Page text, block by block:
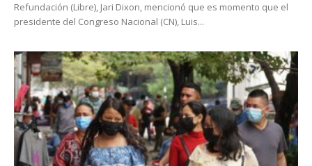
Refundación (Libre), Jari Dixon, mencionó que es momento que el
presidente del Congreso Nacional (CN), Luis...